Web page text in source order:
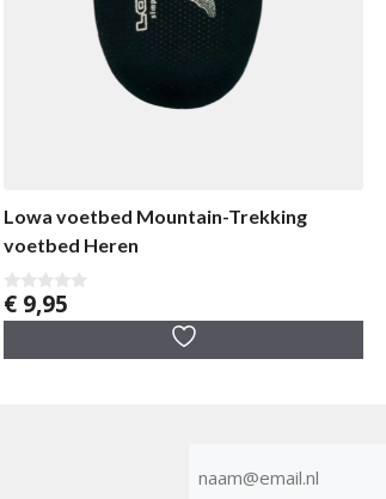
Lowa voetbed Mountain-Trekking
voetbed Heren
0
v
€ 9,95
mailadres